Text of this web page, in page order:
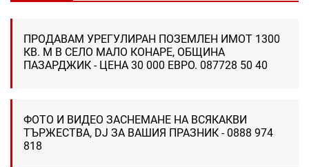
ПРОДАВАМ УРЕГУЛИРАН ПОЗЕМЛЕН ИМОТ 1300
КВ. М В СЕЛО МАЛО КОНАРЕ, ОБЩИНА
ПАЗАРДЖИК - ЦЕНА 30 000 ЕВРО. 087728 50 40
ФОТО И ВИДЕО ЗАСНЕМАНЕ НА ВСЯКАКВИ
ТЪРЖЕСТВА, DJ ЗА ВАШИЯ ПРАЗНИК - 0888 974
818